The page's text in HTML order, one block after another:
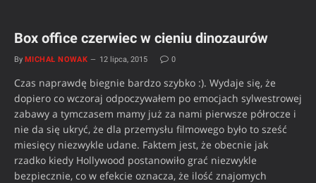
Box office czerwiec w cieniu dinozaurów
By MICHAŁ NOWAK 12 lipca, 2015 0
Czas naprawdę biegnie bardzo szybko :). Wydaje się, że
dopiero co wczoraj odpoczywałem po emocjach sylwestrowej
zabawy a tymczasem mamy już za nami pierwsze półrocze i
nie da się ukryć, że dla przemysłu filmowego było to sześć
miesięcy niezwykle udane. Faktem jest, że obecnie jak
rzadko kiedy Hollywood postanowiło grać niezwykle
bezpiecznie, co w efekcie oznacza, że ilość znajomych